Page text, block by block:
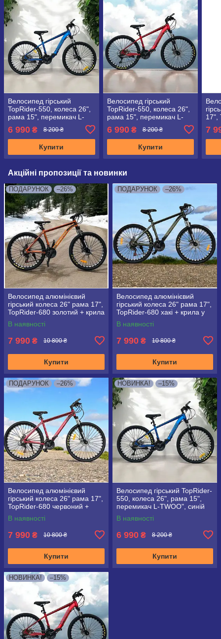
Велосипед гірський
TopRider-550, колеса 26",
рама 15", перемикач L-
6 990 ₴ 8 200 ₴
Купити
Велосипед гірський
TopRider-550, колеса 26",
рама 15", перемикач L-
6 990₴ 8 200 ₴
Купити
17",
7
Акційні пропозиції та новинки
ПОДАРУНОК –26%
Велосипед алюмінієвий
гірський колеса 26" рама 17",
TopRider-680 золотий + крила
у подарунок!
В наявності
7 990 ₴ 10 800 ₴
Купити
ПОДАРУНОК –26%
Велосипед алюмінієвий
гірський колеса 26" рама 17",
TopRider-680 хакі + крила у
подарунок!
В наявності
7 990 ₴ 10 800 ₴
Купити
ПОДАРУНОК –26%
Велосипед алюмінієвий
гірський колеса 26" рама 17",
TopRider-680 червоний +
крила у подарунок!
В наявності
7 990 ₴ 10 800 ₴
Купити
НОВИНКА! –15%
Велосипед гірський TopRider-
550, колеса 26", рама 15",
перемикач L-TWOO", синій
В наявності
6 990 ₴ 8 200 ₴
Купити
НОВИНКА! –15%